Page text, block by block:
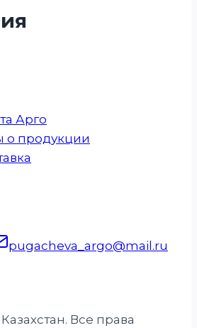
Арго
о продукции
pugacheva_argo@mail.ru
Все права